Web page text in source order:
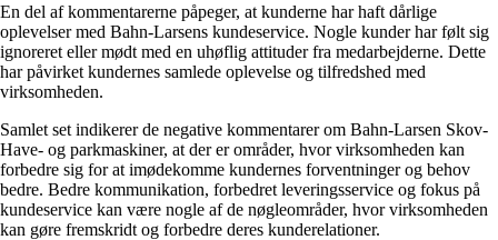
En del af kommentarerne påpeger, at kunderne har haft dårlige
oplevelser med Bahn-Larsens kundeservice. Nogle kunder har følt sig
ignoreret eller mødt med en uhøflig attituder fra medarbejderne. Dette
har påvirket kundernes samlede oplevelse og tilfredshed med
virksomheden.
Samlet set indikerer de negative kommentarer om Bahn-Larsen Skov-
Have- og parkmaskiner, at der er områder, hvor virksomheden kan
forbedre sig for at imødekomme kundernes forventninger og behov
bedre. Bedre kommunikation, forbedret leveringsservice og fokus på
kundeservice kan være nogle af de nøgleområder, hvor virksomheden
kan gøre fremskridt og forbedre deres kunderelationer.